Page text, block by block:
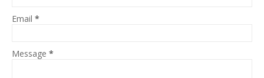
Email *
Message *